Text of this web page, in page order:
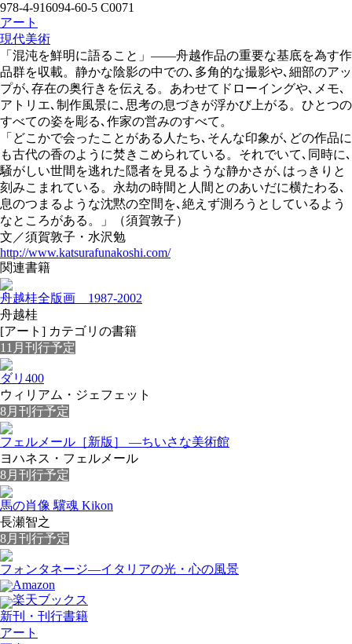
978-4-916094-60-5 C0071
アート
現代美術
「混沌を鮮明に語ること」――舟越作品の重要な基底を為す作
品群を収載。静かな陰影の中での､多角的な撮影や､細部のアッ
プが､存在の奥行きを伝える。あわせてドローイングや､メモ､
アトリエ､制作風景に､思考の息づきが浮かび上がる。ひとつの
すべての姿を彫る､作家の営みのすべて。
「どこかで会ったことがある人たち､そんな印象が､どの作品に
も古代の香のように焚きこめられている。それでいて､同時に､
騒がしい世間を逃れた隠者を見るような静かさが､はっきりと
刻みこまれている。永劫の時間と人間とのあいだに横たわる､
息のつまるような沈黙の空間を､絶えず測ろうとしているよう
なところがある。」（須賀敦子）
文／須賀敦子・水沢勉
http://www.katsurafunakoshi.com/
関連書籍
舟越桂全版画 1987-2002
舟越桂
[アート] カテゴリの書籍
11月刊行予定
ダリ400
ウィリアム・ジェフェット
8月刊行予定
フェルメール［新版］ ―ちいさな美術館
ヨハネス・フェルメール
8月刊行予定
馬の肖像 驥魂 Kikon
長瀬智之
8月刊行予定
フォンタネージ—イタリアの光・心の風景
Amazon
楽天ブックス
新刊・刊行書籍
アート